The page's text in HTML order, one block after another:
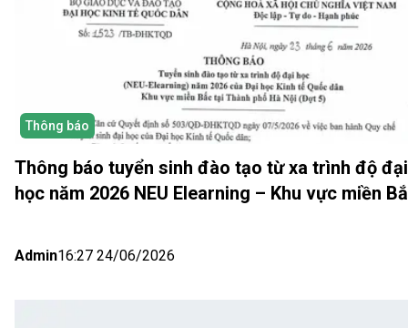
Thông báo
Thông báo tuyển sinh đào tạo từ xa trình độ đại
học năm 2026 NEU Elearning – Khu vực miền
Admin16:27 24/06/2026